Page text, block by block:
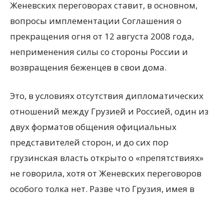
Женевских переговорах ставит, в основном,
вопросы имплементации Соглашения о
прекращения огня от 12 августа 2008 года,
неприменения силы со стороны России и
возвращения беженцев в свои дома.
Это, в условиях отсутствия дипломатических
отношений между Грузией и Россией, один из
двух форматов общения официальных
представителей сторон, и до сих пор
грузинская власть открыто о «препятствиях»
не говорила, хотя от Женевских переговоров
особого толка нет. Разве что Грузия, имея в